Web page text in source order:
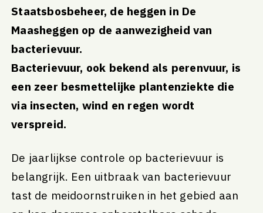
Staatsbosbeheer, de heggen in De
Maasheggen op de aanwezigheid van
bacterievuur.
Bacterievuur, ook bekend als perenvuur, is
een zeer besmettelijke plantenziekte die
via insecten, wind en regen wordt
verspreid.
De jaarlijkse controle op bacterievuur is
belangrijk. Een uitbraak van bacterievuur
tast de meidoornstruiken in het gebied aan